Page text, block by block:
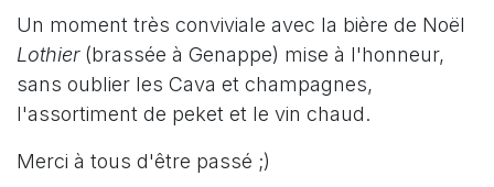
Un moment très conviviale avec la bière de Noël
Lothier(brassée à Genappe) mise à l'honneur,
sans oublier les Cava et champagnes,
l'assortiment de peket et le vin chaud.
Merci à tous d'être passé ;)